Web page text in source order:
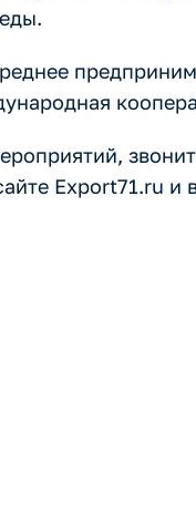
Export71.ru и